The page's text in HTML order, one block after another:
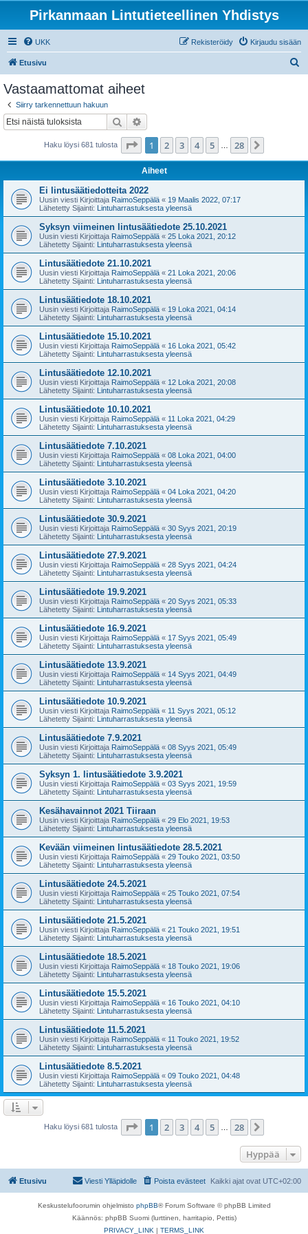
Pirkanmaan Lintutieteellinen Yhdistys
UKK Kirjaudu sisään
Rekisteröidy
Etusivu
Vastaamattomat aiheet
Siirry tarkennettuun hakuun
Etsi
Haku löysi 681 tulosta Sivu /28
1 2 3 4 5 28
Aiheet
Ei lintusäätiedotteita 2022
Uusin viesti Kirjoittaja RaimoSeppälä « 19 Maalis 2022, 07:17
Lähetetty Sijainti: Lintuharrastuksesta yleensä
Syksyn viimeinen lintusäätiedote 25.10.2021
Uusin viesti Kirjoittaja RaimoSeppälä « 25 Loka 2021, 20:12
Lähetetty Sijainti: Lintuharrastuksesta yleensä
Lintusäätiedote 21.10.2021
Uusin viesti Kirjoittaja RaimoSeppälä « 21 Loka 2021, 20:06
Lähetetty Sijainti: Lintuharrastuksesta yleensä
Lintusäätiedote 18.10.2021
Uusin viesti Kirjoittaja RaimoSeppälä « 19 Loka 2021, 04:14
Lähetetty Sijainti: Lintuharrastuksesta yleensä
Lintusäätiedote 15.10.2021
Uusin viesti Kirjoittaja RaimoSeppälä « 16 Loka 2021, 05:42
Lähetetty Sijainti: Lintuharrastuksesta yleensä
Lintusäätiedote 12.10.2021
Uusin viesti Kirjoittaja RaimoSeppälä « 12 Loka 2021, 20:08
Lähetetty Sijainti: Lintuharrastuksesta yleensä
Lintusäätiedote 10.10.2021
Uusin viesti Kirjoittaja RaimoSeppälä « 11 Loka 2021, 04:29
Lähetetty Sijainti: Lintuharrastuksesta yleensä
Lintusäätiedote 7.10.2021
Uusin viesti Kirjoittaja RaimoSeppälä « 08 Loka 2021, 04:00
Lähetetty Sijainti: Lintuharrastuksesta yleensä
Lintusäätiedote 3.10.2021
Uusin viesti Kirjoittaja RaimoSeppälä « 04 Loka 2021, 04:20
Lähetetty Sijainti: Lintuharrastuksesta yleensä
Lintusäätiedote 30.9.2021
Uusin viesti Kirjoittaja RaimoSeppälä « 30 Syys 2021, 20:19
Lähetetty Sijainti: Lintuharrastuksesta yleensä
Lintusäätiedote 27.9.2021
Uusin viesti Kirjoittaja RaimoSeppälä « 28 Syys 2021, 04:24
Lähetetty Sijainti: Lintuharrastuksesta yleensä
Lintusäätiedote 19.9.2021
Uusin viesti Kirjoittaja RaimoSeppälä « 20 Syys 2021, 05:33
Lähetetty Sijainti: Lintuharrastuksesta yleensä
Lintusäätiedote 16.9.2021
Uusin viesti Kirjoittaja RaimoSeppälä « 17 Syys 2021, 05:49
Lähetetty Sijainti: Lintuharrastuksesta yleensä
Lintusäätiedote 13.9.2021
Uusin viesti Kirjoittaja RaimoSeppälä « 14 Syys 2021, 04:49
Lähetetty Sijainti: Lintuharrastuksesta yleensä
Lintusäätiedote 10.9.2021
Uusin viesti Kirjoittaja RaimoSeppälä « 11 Syys 2021, 05:12
Lähetetty Sijainti: Lintuharrastuksesta yleensä
Lintusäätiedote 7.9.2021
Uusin viesti Kirjoittaja RaimoSeppälä « 08 Syys 2021, 05:49
Lähetetty Sijainti: Lintuharrastuksesta yleensä
Syksyn 1. lintusäätiedote 3.9.2021
Uusin viesti Kirjoittaja RaimoSeppälä « 03 Syys 2021, 19:59
Lähetetty Sijainti: Lintuharrastuksesta yleensä
Kesähavainnot 2021 Tiiraan
Uusin viesti Kirjoittaja RaimoSeppälä « 29 Elo 2021, 19:53
Lähetetty Sijainti: Lintuharrastuksesta yleensä
Kevään viimeinen lintusäätiedote 28.5.2021
Uusin viesti Kirjoittaja RaimoSeppälä « 29 Touko 2021, 03:50
Lähetetty Sijainti: Lintuharrastuksesta yleensä
Lintusäätiedote 24.5.2021
Uusin viesti Kirjoittaja RaimoSeppälä « 25 Touko 2021, 07:54
Lähetetty Sijainti: Lintuharrastuksesta yleensä
Lintusäätiedote 21.5.2021
Uusin viesti Kirjoittaja RaimoSeppälä « 21 Touko 2021, 19:51
Lähetetty Sijainti: Lintuharrastuksesta yleensä
Lintusäätiedote 18.5.2021
Uusin viesti Kirjoittaja RaimoSeppälä « 18 Touko 2021, 19:06
Lähetetty Sijainti: Lintuharrastuksesta yleensä
Lintusäätiedote 15.5.2021
Uusin viesti Kirjoittaja RaimoSeppälä « 16 Touko 2021, 04:10
Lähetetty Sijainti: Lintuharrastuksesta yleensä
Lintusäätiedote 11.5.2021
Uusin viesti Kirjoittaja RaimoSeppälä « 11 Touko 2021, 19:52
Lähetetty Sijainti: Lintuharrastuksesta yleensä
Lintusäätiedote 8.5.2021
Uusin viesti Kirjoittaja RaimoSeppälä « 09 Touko 2021, 04:48
Lähetetty Sijainti: Lintuharrastuksesta yleensä
Haku löysi 681 tulosta Sivu /28
1 2 3 4 5 28
Hyppää
Etusivu Kaikki ajat ovat UTC+02:00
Poista evästeet
Viesti Ylläpidolle
Keskustelufoorumin ohjelmisto phpBB® Forum Software © phpBB Limited
Käännös: phpBB Suomi (lurttinen, harritapio, Pettis)
PRIVACY_LINK | TERMS_LINK